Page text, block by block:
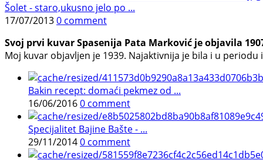
Šolet - staro,ukusno jelo po ...
17/07/20130 comment
Svoj prvi kuvar Spasenija Pata Marković je objavila
Moj kuvar objavljen je 1939. Najaktivnija je bila i u periodu
Bakin recept: domaći pekmez od ...
16/06/20160 comment
Specijalitet Bajine Bašte - ...
29/11/20140 comment